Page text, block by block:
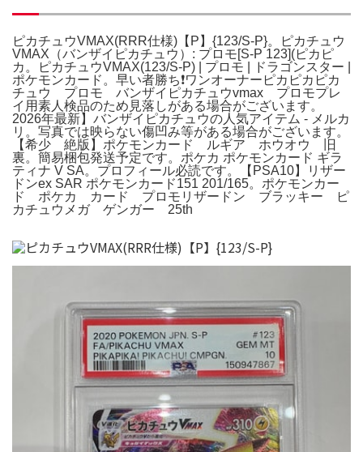
ピカチュウVMAX(RRR仕様)【P】{123/S-P}。ピカチュウ
VMAX（バンザイピカチュウ）: プロモ[S-P 123](ピカピ
カ。ピカチュウVMAX(123/S-P) | プロモ | ドラゴンスター |
ポケモンカード。早い者勝ち❗ワンオーナーピカピカピカ
チュウ プロモ バンザイピカチュウvmax プロモプレ
イ用素人検品のため見落しがある場合がございます。
2026年最新】バンザイピカチュウの人気アイテム - メルカ
リ。写真では映らない傷凹み等がある場合がございます。
【希少 絶版】ポケモンカード ルギア ホウオウ 旧
裏。簡易梱包発送予定です。ポケカ ポケモンカード ギラ
ティナ V SA。プロフィール必読です。【PSA10】リザー
ドンex SAR ポケモンカード151 201/165。ポケモンカー
ド ポケカ カード プロモリザードン ブラッキー ピ
カチュウメガ ゲンガー 25th